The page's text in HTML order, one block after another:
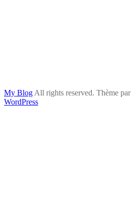
My Blog All rights reserved. Thème par
WordPress